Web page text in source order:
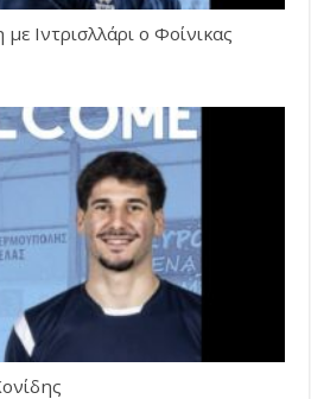
Ιντρισλλάρι ο Φοίνικας